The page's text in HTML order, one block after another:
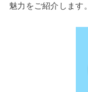
魅力をご紹介します。